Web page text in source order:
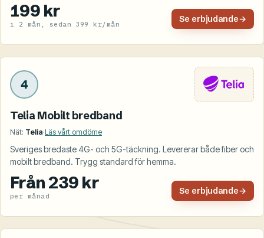
199 kr
i 2 mån, sedan 399 kr/mån Se erbjudande→
4
Telia Mobilt bredband
Nät: Telia·Läs vårt omdöme
Sveriges bredaste 4G- och 5G-täckning. Levererar både fiber och
mobilt bredband. Trygg standard för hemma.
Från 239 kr
per månad Se erbjudande→